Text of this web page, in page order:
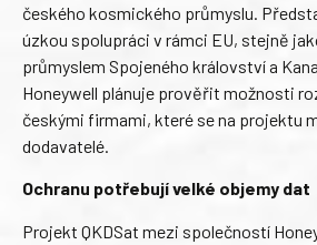
českého kosmického průmyslu.
úzkou spolupráci v rámci EU, stejně
průmyslem Spojeného království a
Honeywell plánuje prověřit možnosti
českými firmami, které se na projektu
dodavatelé.
Ochranu potřebují velké objemy dat
Projekt QKDSat mezi společností